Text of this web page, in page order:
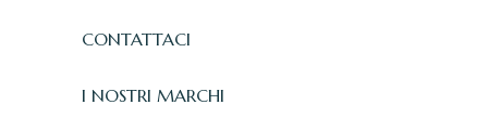
CONTATTACI
I NOSTRI MARCHI